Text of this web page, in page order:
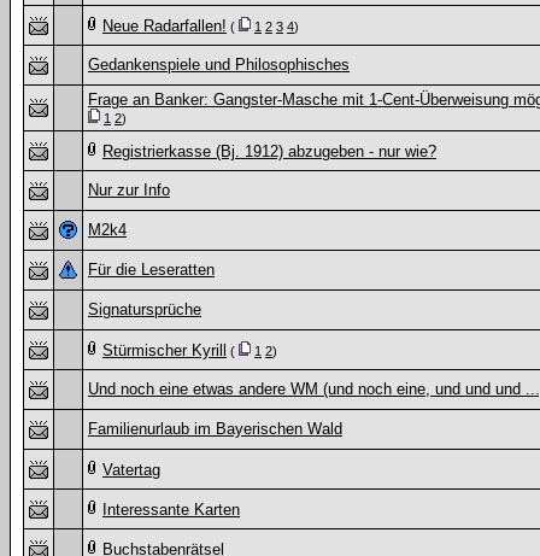
Neue Radarfallen! ( 1 2 3 4)
Gedankenspiele und Philosophisches
Frage an Banker: Gangster-Masche mit 1-Cent-Überweisung
1 2)
Registrierkasse (Bj. 1912) abzugeben - nur wie?
Nur zur Info
M2k4
Für die Leseratten
Signatursprüche
Stürmischer Kyrill ( 1 2)
Und noch eine etwas andere WM (und noch eine, und und und
Familienurlaub im Bayerischen Wald
Vatertag
Interessante Karten
Buchstabenrätsel